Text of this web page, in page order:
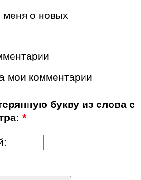
меня о новых
мои комментарии
букву из слова с
*